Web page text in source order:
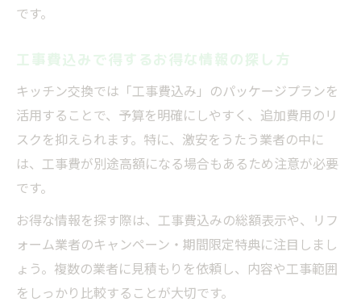
です。
工事費込みで得するお得な情報の探し方
キッチン交換では「工事費込み」のパッケージプランを
活用することで、予算を明確にしやすく、追加費用のリ
スクを抑えられます。特に、激安をうたう業者の中に
は、工事費が別途高額になる場合もあるため注意が必要
です。
お得な情報を探す際は、工事費込みの総額表示や、リフ
ォーム業者のキャンペーン・期間限定特典に注目しまし
ょう。複数の業者に見積もりを依頼し、内容や工事範囲
をしっかり比較することが大切です。